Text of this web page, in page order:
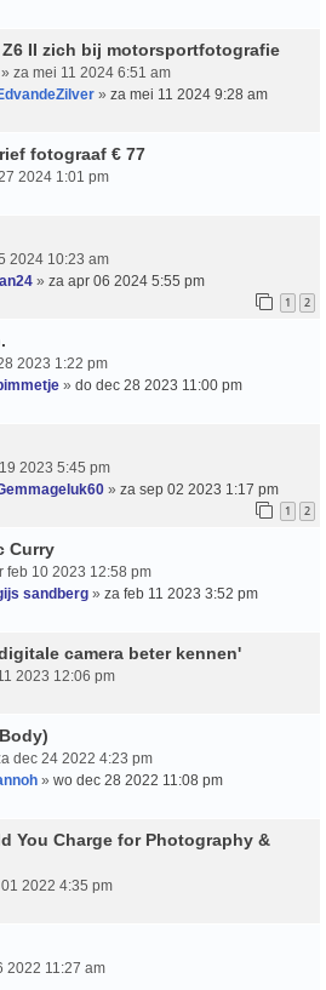
Z6 II zich bij motorsportfotografie
» za mei 11 2024 6:51 am
» za mei 11 2024 9:28 am
fotograaf € 77
2024 1:01 pm
2024 10:23 am
» za apr 06 2024 5:55 pm
1 2
2023 1:22 pm
» do dec 28 2023 11:00 pm
2023 5:45 pm
» za sep 02 2023 1:17 pm
1 2
Curry
feb 10 2023 12:58 pm
sandberg » za feb 11 2023 3:52 pm
camera beter kennen'
2023 12:06 pm
dec 24 2022 4:23 pm
» wo dec 28 2022 11:08 pm
You Charge for Photography &
2022 4:35 pm
2022 11:27 am